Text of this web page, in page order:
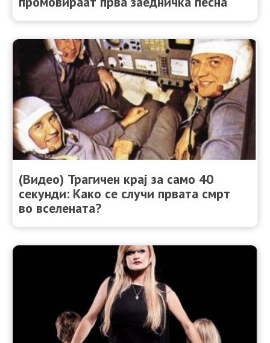
(Видео) Трагичен крај за само 40
секунди: Како се случи првата смрт
во вселената?